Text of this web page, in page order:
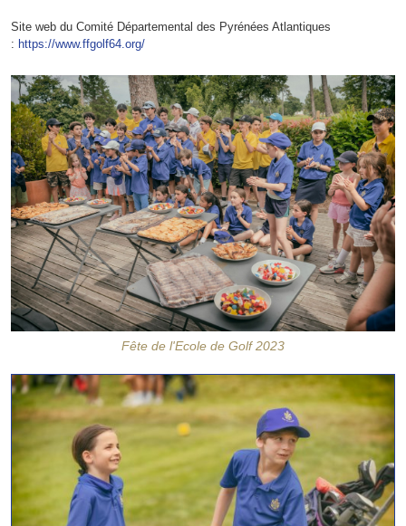
Site web du Comité Départemental des Pyrénées Atlantiques
: https://www.ffgolf64.org/
Fête de l'Ecole de Golf 2023